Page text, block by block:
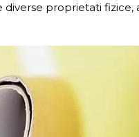
proprietati